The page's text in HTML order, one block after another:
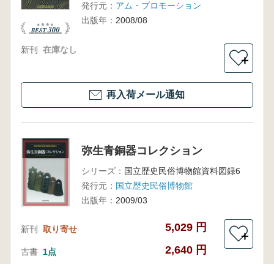
発行元： アム・プロモーション
出版年： 2008/08
新刊 在庫なし
＋
再入荷メール通知
弥生青銅器コレクション
シリーズ： 国立歴史民俗博物館資料図録6
発行元： 国立歴史民俗博物館
出版年： 2009/03
新刊 取り寄せ 5,029 円
古書 1点 2,640 円
＋